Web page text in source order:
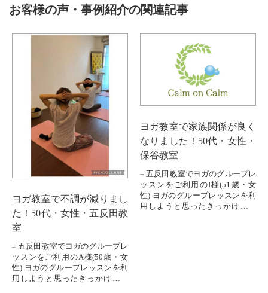
お客様の声・事例紹介の関連記事
ヨガ教室で不調が減りまし
た！50代・女性・五反田教
室
五反田教室でヨガのグループレ
ッスンをご利用のA様(50歳・女
性) ヨガのグループレッスンを利
用しようと思ったきっかけはな
ヨガ教室で家族関係が良く
なりました！50代・女性・
保谷教室
五反田教室でヨガのグループレ
ッスンをご利用のI様(51歳・女
性) ヨガのグループレッスンを利
用しようと思ったきっかけはな